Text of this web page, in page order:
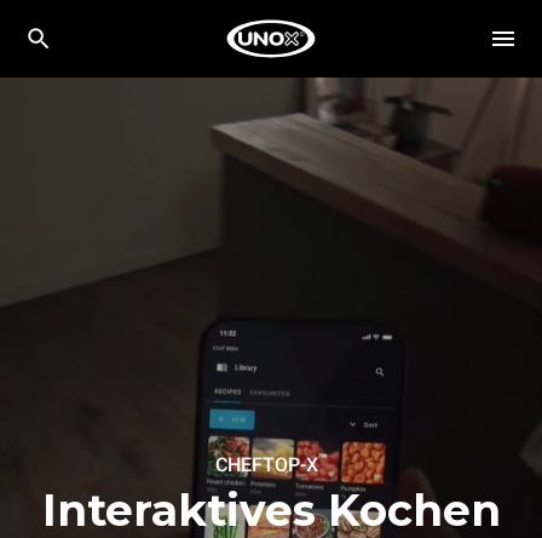
CHEFTOP-X™
Interaktives Kochen